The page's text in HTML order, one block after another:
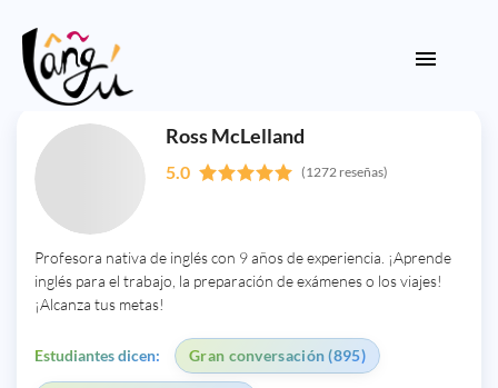
Ross McLelland
5.0 (1272 reseñas)
Profesora nativa de inglés con 9 años de experiencia. ¡Aprende
inglés para el trabajo, la preparación de exámenes o los viajes!
¡Alcanza tus metas!
Estudiantes dicen: Gran conversación (895)